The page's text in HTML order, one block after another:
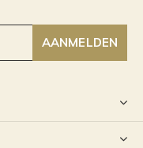
AANMELDEN